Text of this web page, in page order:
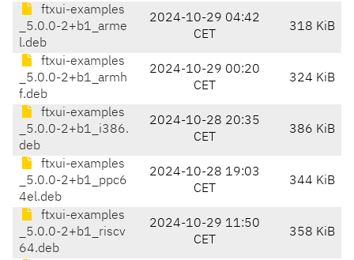
ftxui-examples
_5.0.0-2+b1_arme
l.deb
2024-10-29 04:42
CET
318 KiB
ftxui-examples
_5.0.0-2+b1_armh
f.deb
2024-10-29 00:20
CET
324 KiB
ftxui-examples
_5.0.0-2+b1_i386.
deb
2024-10-28 20:35
CET
386 KiB
ftxui-examples
_5.0.0-2+b1_ppc6
4el.deb
2024-10-28 19:03
CET
344 KiB
ftxui-examples
_5.0.0-2+b1_riscv
64.deb
2024-10-29 11:50
CET
358 KiB